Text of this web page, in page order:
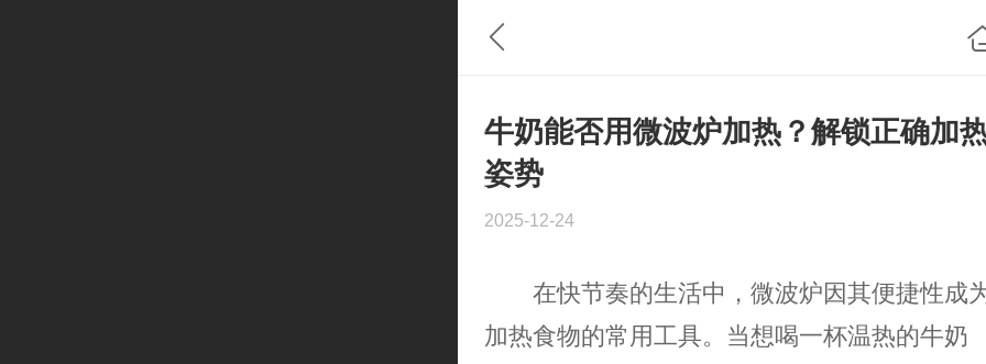
牛奶能否用微波炉加热？解锁正确加
姿势
2025-12-24
在快节奏的生活中，微波炉因其便捷性成
加热食物的常用工具。当想喝一杯温热的牛奶